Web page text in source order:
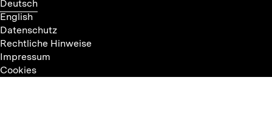
Deutsch
English
Datenschutz
Rechtliche Hinweise
Impressum
Cookies